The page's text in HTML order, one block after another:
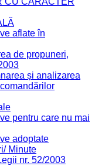
aflate în
de propuneri,
și analizarea
pentru care nu mai
adoptate
Minute
nr. 52/2003